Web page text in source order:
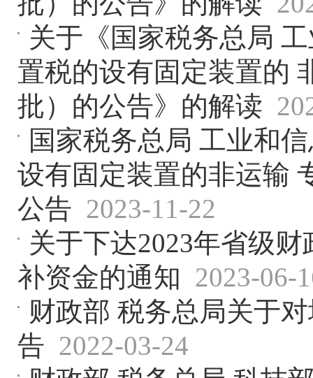
关于《国家税务总局
置税的设有固定装置的
批）的公告》的解读
国家税务总局 工业和
设有固定装置的非运输
公告 2023-11-22
关于下达2023年省级
补资金的通知 2023-06-
财政部 税务总局关于
告 2022-03-24